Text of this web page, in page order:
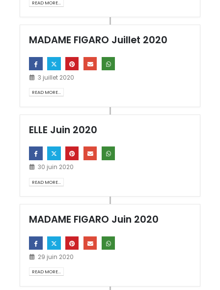
READ MORE...
MADAME FIGARO Juillet 2020
3 juillet 2020
READ MORE...
ELLE Juin 2020
30 juin 2020
READ MORE...
MADAME FIGARO Juin 2020
29 juin 2020
READ MORE...